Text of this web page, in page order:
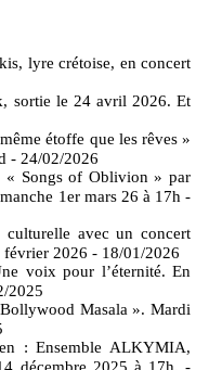
lyre crétoise, en concert
sortie le 24 avril 2026. Et
étoffe que les rêves »
- 24/02/2026
« Songs of Oblivion » par
1er mars 26 à 17h -
culturelle avec un concert
février 2026 - 18/01/2026
voix pour l’éternité. En
2025
Masala ». Mardi
: Ensemble ALKYMIA,